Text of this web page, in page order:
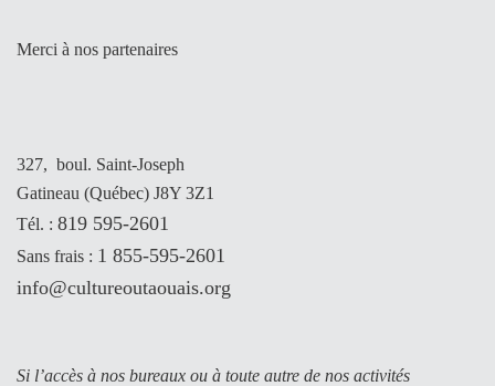
Merci à nos partenaires
327, boul. Saint-Joseph
Gatineau (Québec) J8Y 3Z1
Tél. : 819 595-2601
Sans frais : 1 855-595-2601
info@cultureoutaouais.org
Si l’accès à nos bureaux ou à toute autre de nos activités